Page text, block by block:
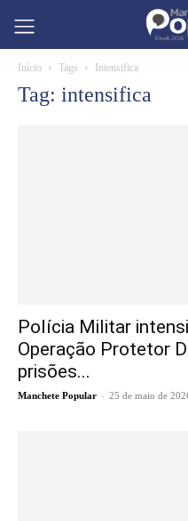
Início Tags Intensifica
Tag: intensifica
Polícia Militar
Operação Protetor
prisões...
Manchete Popular - 25 de maio de